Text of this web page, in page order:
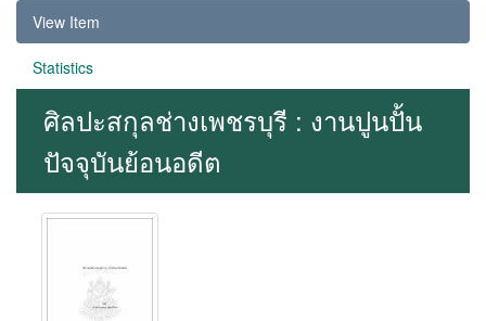
View Item
Statistics
ศิลปะสกุลช่างเพชรบุรี : งานปูนปั้น
ปัจจุบันย้อนอดีต